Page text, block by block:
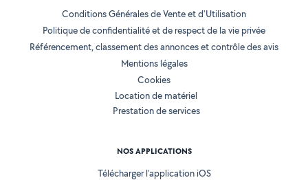
Conditions Générales de Vente et d'Utilisation
Politique de confidentialité et de respect de la vie privée
Référencement, classement des annonces et contrôle des avis
Mentions légales
Cookies
Location de matériel
Prestation de services
NOS APPLICATIONS
Télécharger l’application iOS